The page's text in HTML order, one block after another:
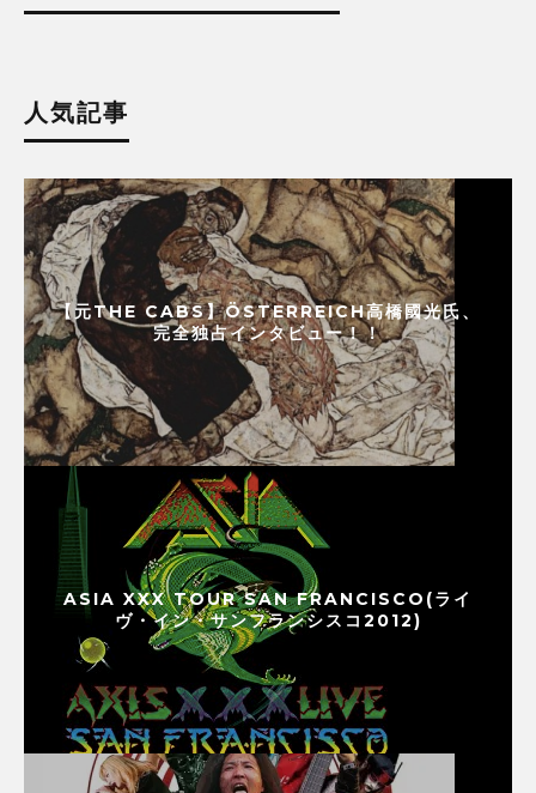
人気記事
【元THE CABS】ÖSTERREICH高橋國光氏、
完全独占インタビュー！！
ASIA XXX TOUR SAN FRANCISCO(ライ
ヴ・イン・サンフランシスコ2012)